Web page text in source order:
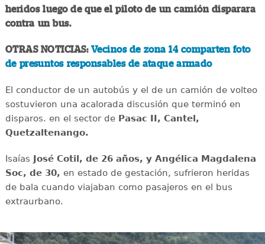
heridos luego de que el piloto de un camión disparara
contra un bus.
OTRAS NOTICIAS: Vecinos de zona 14 comparten foto
de presuntos responsables de ataque armado
El conductor de un autobús y el de un camión de volteo
sostuvieron una acalorada discusión que terminó en
disparos. en el sector de Pasac II, Cantel,
Quetzaltenango.
Isaías
José Cotil, de 26 años, y Angélica Magdalena
Soc, de 30, en estado de gestación, sufrieron heridas
de bala cuando viajaban como pasajeros en el bus
extraurbano.